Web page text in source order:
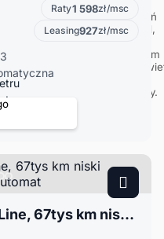
Raty1 598zł/msc
Leasing927zł/msc
Audi Q3 II 2.0 2022 r, S-Line, 67tys km niski przebieg Benzyna, Quattro, Automat